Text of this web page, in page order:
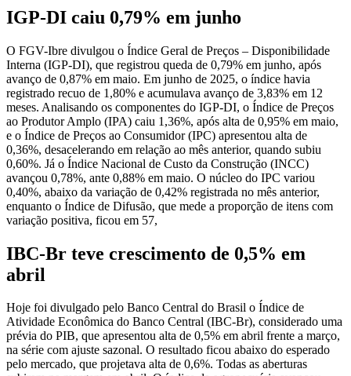
IGP-DI caiu 0,79% em junho
O FGV-Ibre divulgou o Índice Geral de Preços – Disponibilidade
Interna (IGP-DI), que registrou queda de 0,79% em junho, após
avanço de 0,87% em maio. Em junho de 2025, o índice havia
registrado recuo de 1,80% e acumulava avanço de 3,83% em 12
meses. Analisando os componentes do IGP-DI, o Índice de Preços
ao Produtor Amplo (IPA) caiu 1,36%, após alta de 0,95% em maio,
e o Índice de Preços ao Consumidor (IPC) apresentou alta de
0,36%, desacelerando em relação ao mês anterior, quando subiu
0,60%. Já o Índice Nacional de Custo da Construção (INCC)
avançou 0,78%, ante 0,88% em maio. O núcleo do IPC variou
0,40%, abaixo da variação de 0,42% registrada no mês anterior,
enquanto o Índice de Difusão, que mede a proporção de itens com
variação positiva, ficou em 57,
IBC-Br teve crescimento de 0,5% em
abril
Hoje foi divulgado pelo Banco Central do Brasil o Índice de
Atividade Econômica do Banco Central (IBC-Br), considerado uma
prévia do PIB, que apresentou alta de 0,5% em abril frente a março,
na série com ajuste sazonal. O resultado ficou abaixo do esperado
pelo mercado, que projetava alta de 0,6%. Todas as aberturas